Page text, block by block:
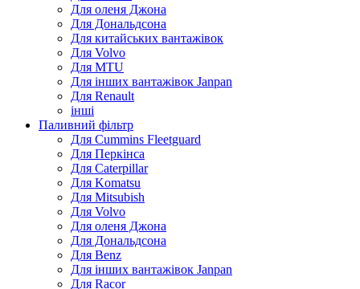
Для оленя Джона
Для Дональдсона
Для китайських вантажівок
Для Volvo
Для MTU
Для інших вантажівок Janpan
Для Renault
інші
Паливний фільтр
Для Cummins Fleetguard
Для Перкінса
Для Caterpillar
Для Komatsu
Для Mitsubish
Для Volvo
Для оленя Джона
Для Дональдсона
Для Benz
Для інших вантажівок Janpan
Для Racor